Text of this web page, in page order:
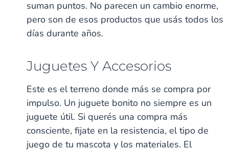
suman puntos. No parecen un cambio enorme,
pero son de esos productos que usás todos los
días durante años.
Juguetes Y Accesorios
Este es el terreno donde más se compra por
impulso. Un juguete bonito no siempre es un
juguete útil. Si querés una compra más
consciente, fijate en la resistencia, el tipo de
juego de tu mascota y los materiales. El